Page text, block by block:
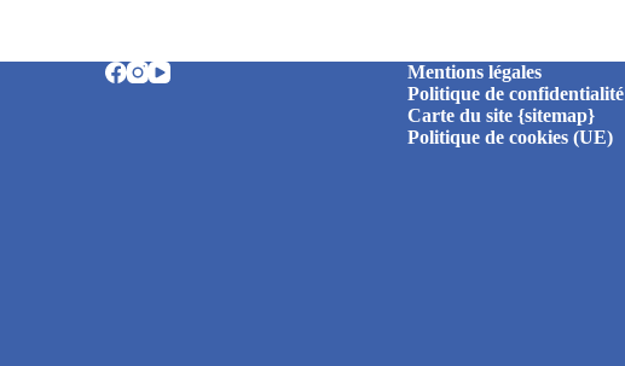
Mentions légales
Politique de confidentialité
Carte du site {sitemap}
Politique de cookies (UE)